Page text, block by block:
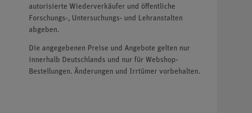
autorisierte Wiederverkäufer und öffentliche
Forschungs-, Untersuchungs- und Lehranstalten
abgeben.
Die angegebenen Preise und Angebote gelten nur
innerhalb Deutschlands und nur für Webshop-
Bestellungen. Änderungen und Irrtümer vorbehalten.